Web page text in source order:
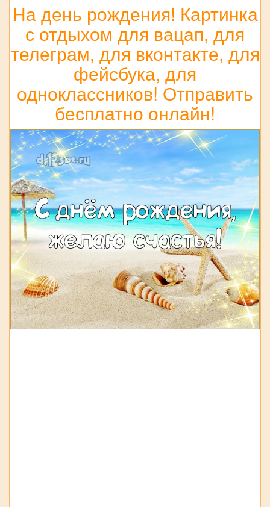
На день рождения! Картинка
с отдыхом для вацап, для
телеграм, для вконтакте, для
фейсбука, для
одноклассников! Отправить
бесплатно онлайн!